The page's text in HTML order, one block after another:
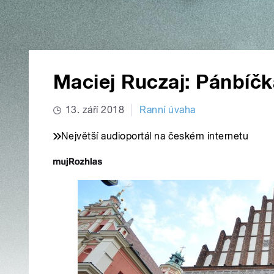
Maciej Ruczaj:
13. září 2018 Ranní úvaha
Největší audioportál na českém internetu